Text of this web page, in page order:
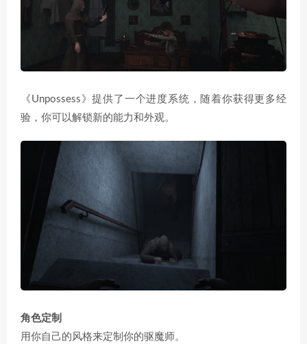
《Unpossess》提供了一个进度系统，随着你获得更多经
验，你可以解锁新的能力和外观。
角色定制
用你自己的风格来定制你的驱魔师。